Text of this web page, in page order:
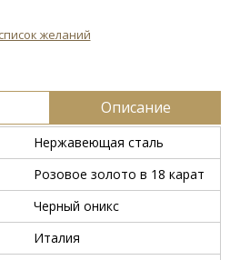
желаний
Описание
Нержавеющая сталь
Розовое золото в 18 карат
Черный оникс
Италия